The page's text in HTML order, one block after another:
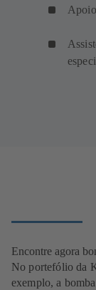
Encontre agora
No portefólio da
exemplo, a